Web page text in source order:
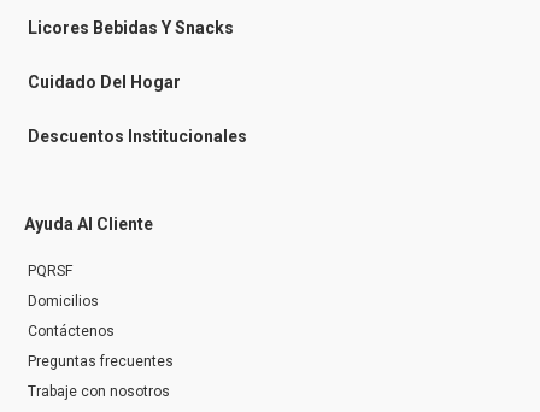
n
g
r
Licores Bebidas Y Snacks
Cuidado Del Hogar
Descuentos Institucionales
Ayuda Al Cliente
PQRSF
Domicilios
Contáctenos
Preguntas frecuentes
Trabaje con nosotros